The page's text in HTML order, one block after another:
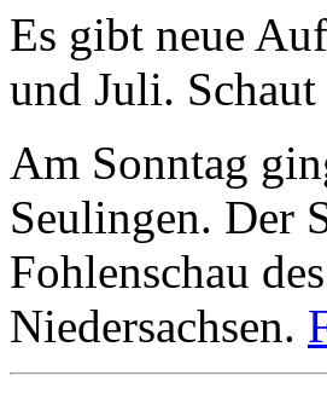
Es gibt neue
und Juli.
Am Sonntag
Seulingen. Der
Fohlenschau
Niedersachsen.